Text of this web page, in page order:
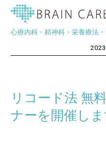
心療内科・精神科・栄養療法
リコード法 無
ナーを開催しま